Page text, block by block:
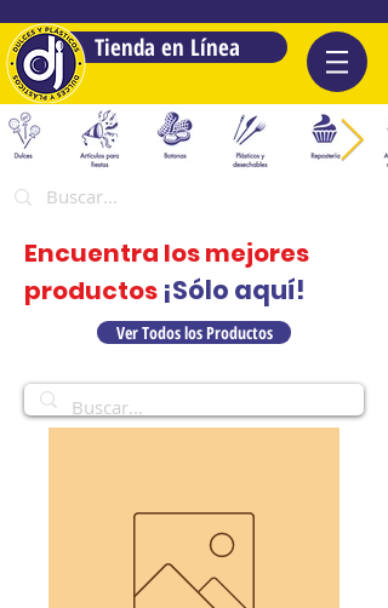
Tienda en Línea
Encuentra los mejores
productos ¡Sólo aquí!
Ver Todos los Productos